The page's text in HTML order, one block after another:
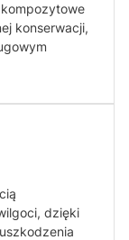
konserwacji,
dzięki